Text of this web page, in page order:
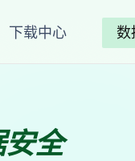
下载中心 数
全